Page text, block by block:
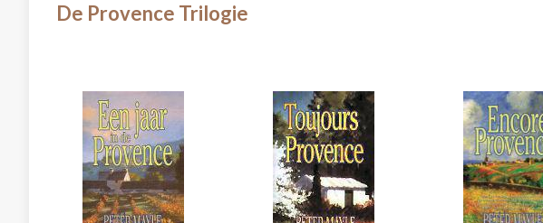
De Provence Trilogie